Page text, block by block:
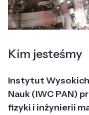
Kim jesteśmy
Instytut
Nauk (IWC PAN)
fizyki i inżynierii